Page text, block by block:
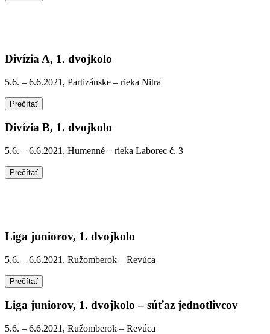
Divízia A, 1. dvojkolo
5.6. – 6.6.2021, Partizánske – rieka Nitra
Prečítať
Divízia B, 1. dvojkolo
5.6. – 6.6.2021, Humenné – rieka Laborec č. 3
Prečítať
Liga juniorov, 1. dvojkolo
5.6. – 6.6.2021, Ružomberok – Revúca
Prečítať
Liga juniorov, 1. dvojkolo – súťaz jednotlivcov
5.6. – 6.6.2021, Ružomberok – Revúca